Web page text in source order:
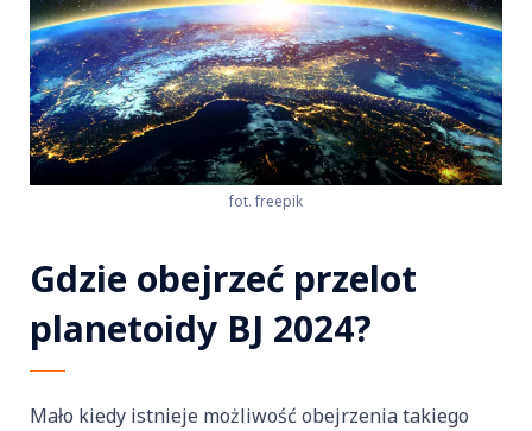
fot. freepik
Gdzie obejrzeć przelot
planetoidy BJ 2024?
Mało kiedy istnieje możliwość obejrzenia takiego